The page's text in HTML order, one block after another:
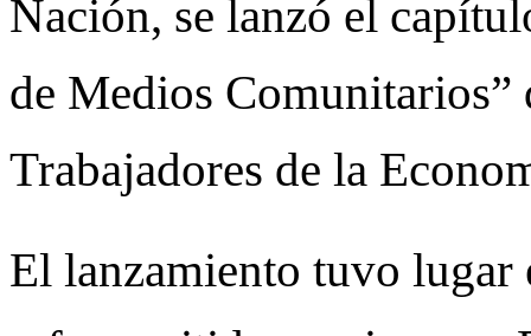
Nación, se lanzó el
de Medios
Trabajadores de la
El lanzamiento tuvo lugar